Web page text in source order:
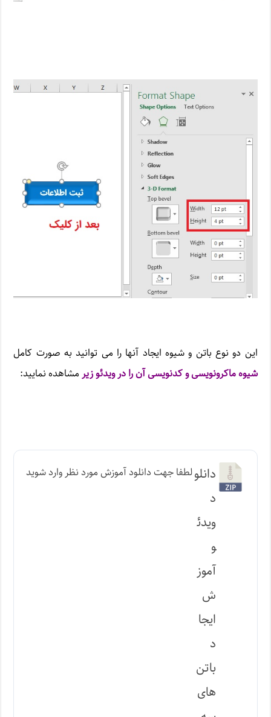
این دو نوع باتن و شیوه ایجاد آنها را می توانید به صورت کامل
شیوه ماکرونویسی و کدنویسی آن را در ویدئو زیرمشاهده نمایید:
دانلو
د
ویدئ
و
آموز
ش
ایجا
د
باتن
های
لطفا جهت دانلود آموزش مورد نظر وارد شوید